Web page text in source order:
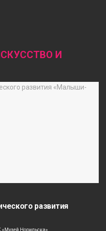
И
развития
«Музей Норильска»